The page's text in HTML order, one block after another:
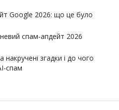
Google 2026: що це було
спам-апдейт 2026
згадки і до чого
спам